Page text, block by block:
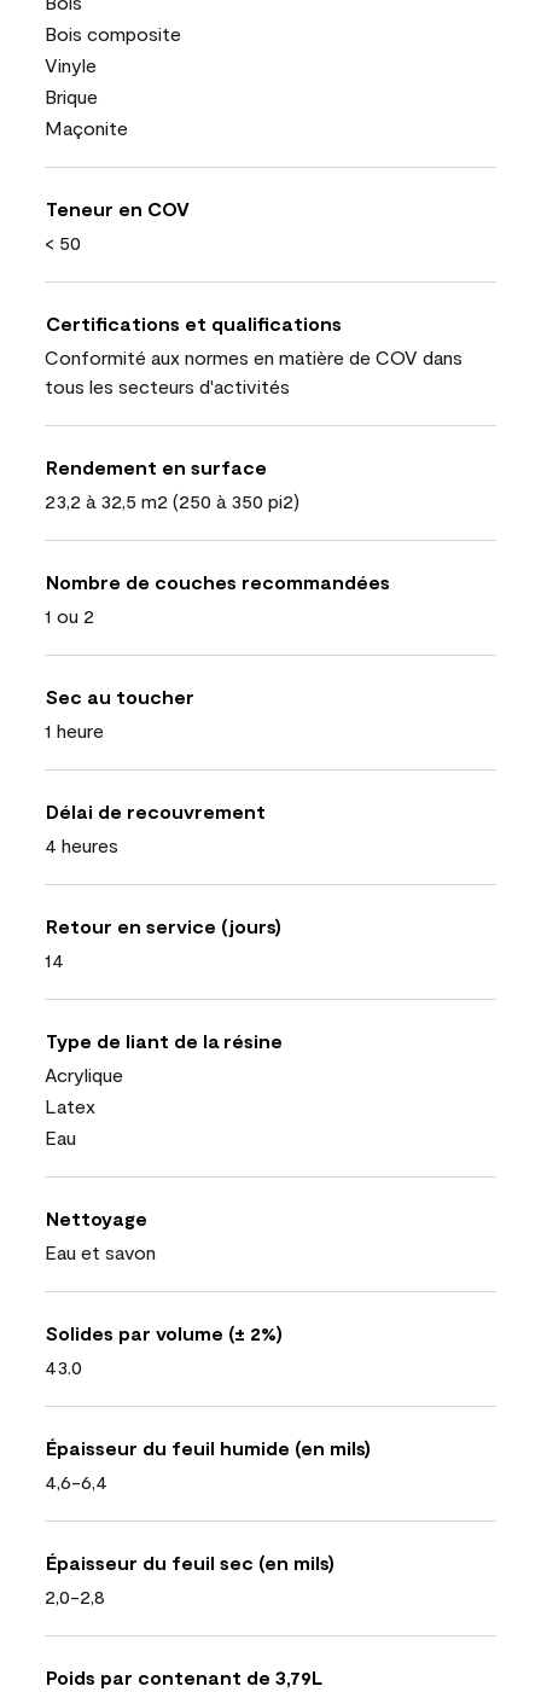
Bois composite
Vinyle
Brique
Maçonite
Teneur en COV
< 50
Certifications et qualifications
Conformité aux normes en matière de COV dans
tous les secteurs d'activités
Rendement en surface
23,2 à 32,5 m2 (250 à 350 pi2)
Nombre de couches recommandées
1 ou 2
Sec au toucher
1 heure
Délai de recouvrement
4 heures
Retour en service (jours)
14
Type de liant de la résine
Acrylique
Latex
Eau
Nettoyage
Eau et savon
Solides par volume (± 2%)
43.0
Épaisseur du feuil humide (en mils)
4,6-6,4
Épaisseur du feuil sec (en mils)
2,0-2,8
Poids par contenant de 3,79L